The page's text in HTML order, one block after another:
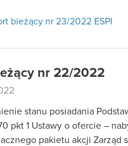
bieżący nr 23/2022 ESPI
nr 22/2022
stanu posiadania
pkt 1 Ustawy o ofercie –
pakietu akcji Zarząd